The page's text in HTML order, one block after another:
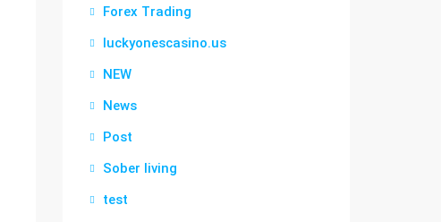
Forex Trading
luckyonescasino.us
NEW
News
Post
Sober living
test